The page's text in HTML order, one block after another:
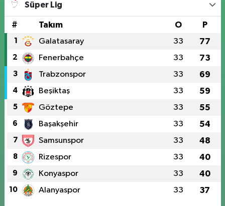
Süper Lig
# Takım O P
1 Galatasaray 33 77
2 Fenerbahçe 33 73
3 Trabzonspor 33 69
4 Beşiktaş 33 59
5 Göztepe 33 55
6 Başakşehir 33 54
7 Samsunspor 33 48
8 Rizespor 33 40
9 Konyaspor 33 40
10 Alanyaspor 33 37